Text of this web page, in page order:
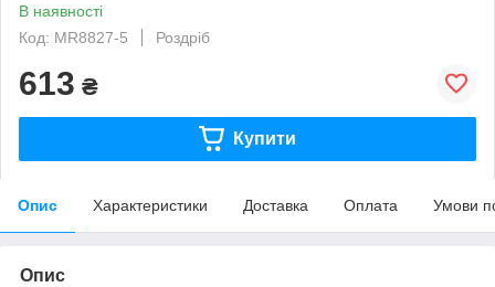
В наявності
Код: MR8827-5
Роздріб
613 ₴
Купити
Опис Характеристики Доставка Оплата Умови
Опис